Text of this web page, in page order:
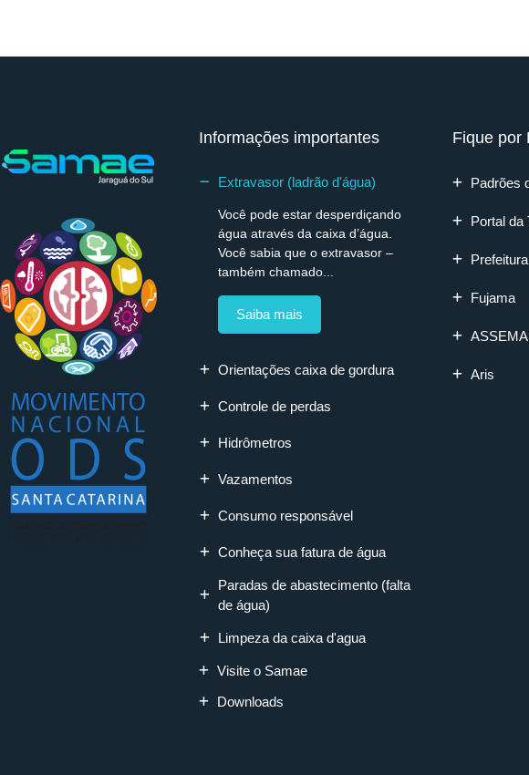
Informações importantes
Extravasor (ladrão d'água)
Você pode estar desperdiçando
água através da caixa d’água.
Você sabia que o extravasor –
também chamado...
Saiba mais
Orientações caixa de gordura
Controle de perdas
Hidrômetros
Vazamentos
Consumo responsável
Conheça sua fatura de água
Paradas de abastecimento (falta
de água)
Limpeza da caixa d'agua
Visite o Samae
Downloads
Fique por
Padrões
Portal da
Fujama
Aris